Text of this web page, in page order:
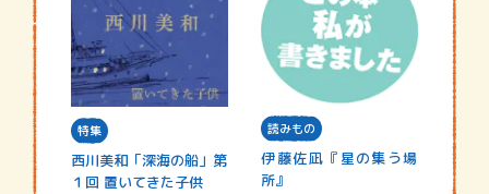
特集
西川美和「深海の船」第
１回 置いてきた子供
読みもの
伊藤佐凪『星の集う場
所』